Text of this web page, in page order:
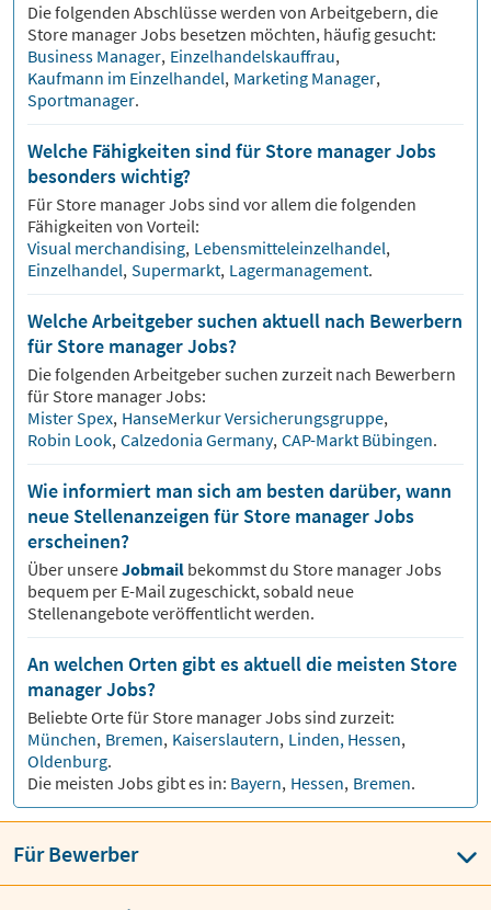
Die folgenden Abschlüsse werden von Arbeitgebern, die
Store managerJobs besetzen möchten, häufig gesucht:
Business Manager, Einzelhandelskauffrau,
Kaufmann im Einzelhandel, Marketing Manager,
Sportmanager.
Welche Fähigkeiten sind für Store manager Jobs
besonders wichtig?
Für Store managerJobs sind vor allem die folgenden
Fähigkeiten von Vorteil:
Visual merchandising, Lebensmitteleinzelhandel,
Einzelhandel, Supermarkt, Lagermanagement.
Welche Arbeitgeber suchen aktuell nach Bewerbern
für Store manager Jobs?
Die folgenden Arbeitgeber suchen zurzeit nach Bewerbern
für Store managerJobs:
Mister Spex, HanseMerkur Versicherungsgruppe,
Robin Look, Calzedonia Germany, CAP-Markt Bübingen.
Wie informiert man sich am besten darüber, wann
neue Stellenanzeigen für Store manager Jobs
erscheinen?
Über unsereJobmail bekommst du Store managerJobs
bequem per E-Mail zugeschickt, sobald neue
Stellenangebote veröffentlicht werden.
An welchen Orten gibt es aktuell die meisten Store
manager Jobs?
Beliebte Orte für Store managerJobs sind zurzeit:
München, Bremen, Kaiserslautern, Linden, Hessen,
Oldenburg.
Die meisten Jobs gibt es in: Bayern, Hessen, Bremen.
Für Bewerber